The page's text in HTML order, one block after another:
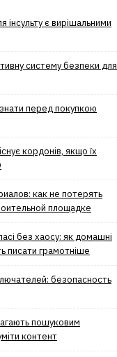
інсульту є вирішальними
систему безпеки для
перед покупкою
кордонів, якщо їх
как не потерять
площадке
без хаосу: як домашні
писати грамотніше
безопасность
пошуковим
контент